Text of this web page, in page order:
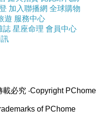
加入聯播網 全球購物
遊 服務中心
誌 星座命理 會員中心
載必究 ‧Copyright PChome
of PChome